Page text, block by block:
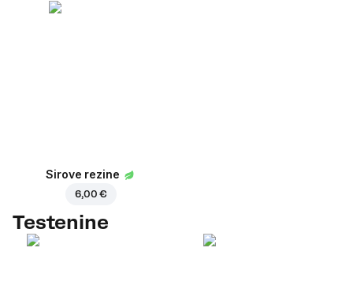
Sirove rezine
6,00 €
Testenine